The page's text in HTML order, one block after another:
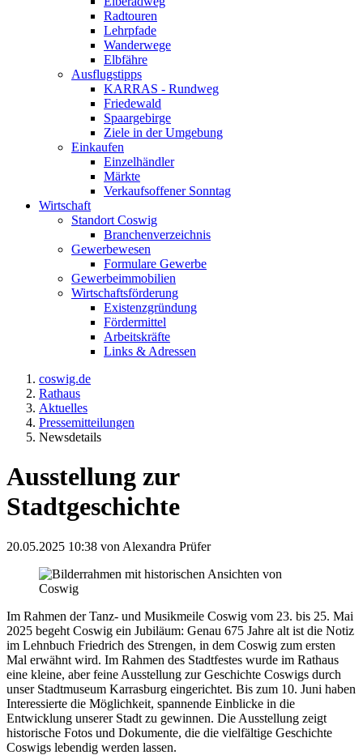
Radtouren
Lehrpfade
Wanderwege
Elbfähre
Ausflugstipps
KARRAS - Rundweg
Friedewald
Spaargebirge
Ziele in der Umgebung
Einkaufen
Einzelhändler
Märkte
Verkaufsoffener Sonntag
Wirtschaft
Standort Coswig
Branchenverzeichnis
Gewerbewesen
Formulare Gewerbe
Gewerbeimmobilien
Wirtschaftsförderung
Existenzgründung
Fördermittel
Arbeitskräfte
Links & Adressen
coswig.de
Rathaus
Aktuelles
Pressemitteilungen
Newsdetails
Ausstellung zur
Stadtgeschichte
20.05.2025 10:38 von Alexandra Prüfer
Im Rahmen der Tanz- und Musikmeile Coswig vom 23. bis 25. Mai
2025 begeht Coswig ein Jubiläum: Genau 675 Jahre alt ist die Notiz
im Lehnbuch Friedrich des Strengen, in dem Coswig zum ersten
Mal erwähnt wird. Im Rahmen des Stadtfestes wurde im Rathaus
eine kleine, aber feine Ausstellung zur Geschichte Coswigs durch
unser Stadtmuseum Karrasburg eingerichtet. Bis zum 10. Juni haben
Interessierte die Möglichkeit, spannende Einblicke in die
Entwicklung unserer Stadt zu gewinnen. Die Ausstellung zeigt
historische Fotos und Dokumente, die die vielfältige Geschichte
Coswigs lebendig werden lassen.